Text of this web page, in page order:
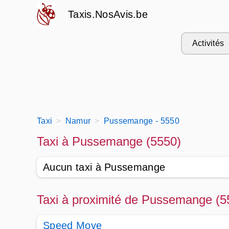
Taxis.NosAvis.be
Activités
Taxi Namur Pussemange - 5550
Taxi à Pussemange (5550)
Aucun taxi à Pussemange
Taxi à proximité de Pussemange
Speed Move